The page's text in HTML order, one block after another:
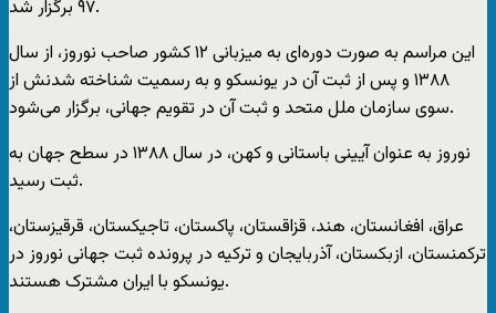
۹۷ برگزار شد.
این مراسم به صورت دوره‌ای به میزبانی ۱۲ کشور صاحب نوروز، از سال
۱۳۸۸ و پس از ثبت آن در یونسکو و به رسمیت شناخته شدنش از
سوی سازمان ملل متحد و ثبت آن در تقویم جهانی، برگزار می‌شود.
نوروز به عنوان آیینی باستانی و کهن، در سال ۱۳۸۸ در سطح جهان به
ثبت رسید.
عراق، افغانستان، هند، قزاقستان، پاکستان، تاجیکستان، قرقیزستان،
ترکمنستان، ازبکستان، آذربایجان و ترکیه در پرونده ثبت جهانی نوروز در
یونسکو با ایران مشترک هستند.